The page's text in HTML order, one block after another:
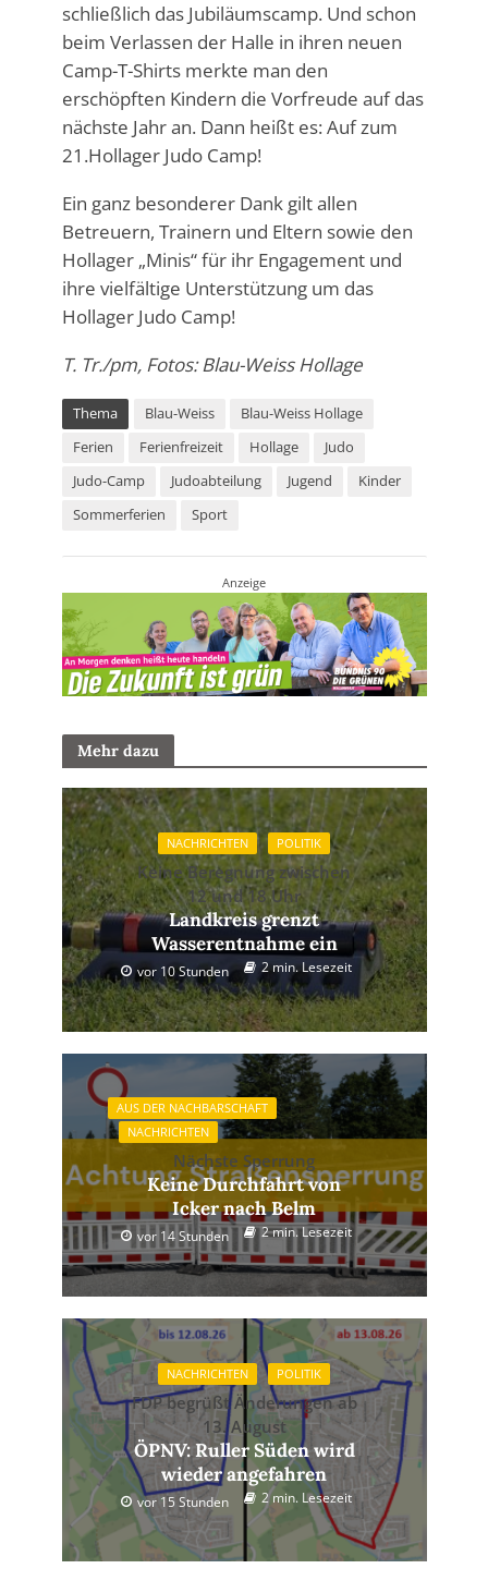
schließlich das Jubiläumscamp. Und schon
beim Verlassen der Halle in ihren neuen
Camp-T-Shirts merkte man den
erschöpften Kindern die Vorfreude auf das
nächste Jahr an. Dann heißt es: Auf zum
21.Hollager Judo Camp!
Ein ganz besonderer Dank gilt allen
Betreuern, Trainern und Eltern sowie den
Hollager „Minis“ für ihr Engagement und
ihre vielfältige Unterstützung um das
Hollager Judo Camp!
T. Tr./pm, Fotos: Blau-Weiss Hollage
Thema Blau-Weiss
Blau-Weiss Hollage
Ferien
Ferienfreizeit Hollage
Judo
Judo-Camp
Judoabteilung Jugend
Kinder
Sommerferien
Sport
Anzeige
Mehr dazu
NACHRICHTEN POLITIK
Keine Beregnung zwischen
12 und 18 Uhr
Landkreis grenzt
Wasserentnahme ein
vor 10 Stunden 2 min. Lesezeit
AUS DER NACHBARSCHAFT
NACHRICHTEN
Nächste Sperrung
Keine Durchfahrt von
Icker nach Belm
vor 14 Stunden 2 min. Lesezeit
NACHRICHTEN POLITIK
FDP begrüßt Änderungen ab
13. August
ÖPNV: Ruller Süden wird
wieder angefahren
vor 15 Stunden 2 min. Lesezeit